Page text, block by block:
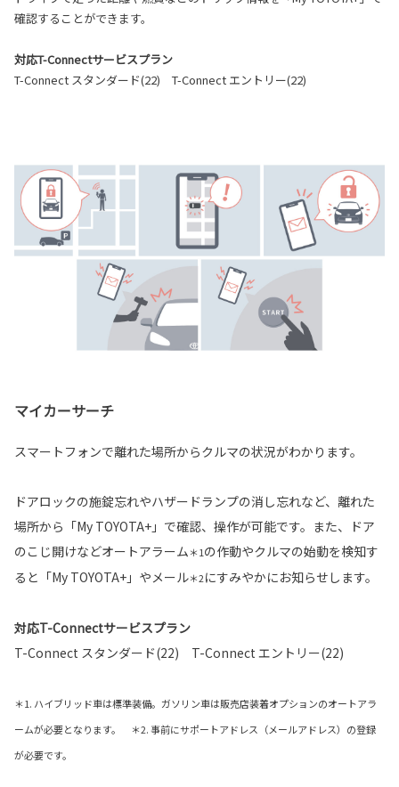
確認することができます。
対応T-Connectサービスプラン
T-Connect スタンダード(22) T-Connect エントリー(22)
マイカーサーチ
スマートフォンで離れた場所からクルマの状況がわかります。
ドアロックの施錠忘れやハザードランプの消し忘れなど、離れた
場所から「My TOYOTA+」で確認、操作が可能です。また、ドア
のこじ開けなどオートアラーム＊1の作動やクルマの始動を検知す
ると「My TOYOTA+」やメール＊2にすみやかにお知らせします。
対応T-Connectサービスプラン
T-Connect スタンダード(22) T-Connect エントリー(22)
＊1. ハイブリッド車は標準装備。ガソリン車は販売店装着オプションのオートアラ
ームが必要となります。 ＊2. 事前にサポートアドレス（メールアドレス）の登録
が必要です。